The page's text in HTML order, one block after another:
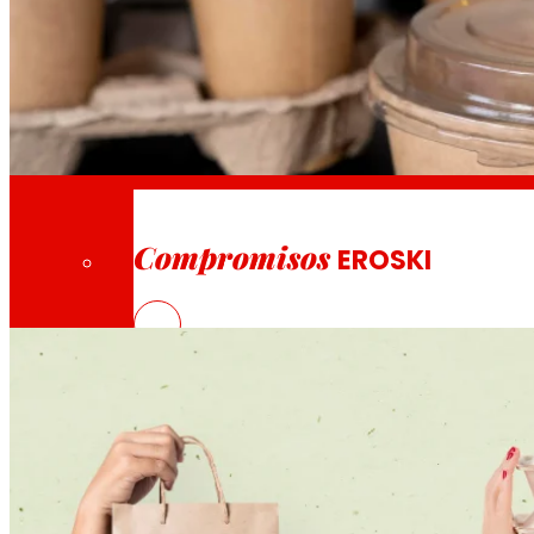
A través de la nostra Fundació impulsem
Compromisos
Compromisos EROSKI
Fomentem l'alimentació saludable.